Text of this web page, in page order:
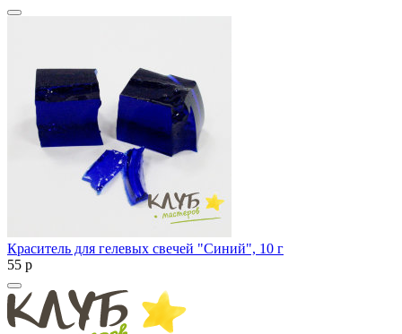
Краситель для гелевых свечей "Синий", 10 г
55 p